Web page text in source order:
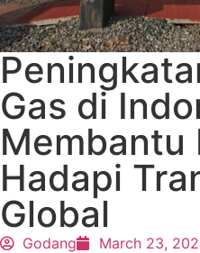
Gas di
Membantu
Hadapi
Global
Godang March 23,